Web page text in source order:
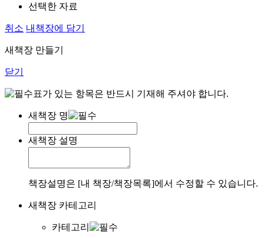
선택한 자료
취소 내책장에 담기
새책장 만들기
닫기
표가 있는 항목은 반드시 기재해 주셔야 합니다.
새책장 명
새책장 설명
책장설명은 [내 책장/책장목록]에서 수정할 수 있습니다.
새책장 카테고리
카테고리